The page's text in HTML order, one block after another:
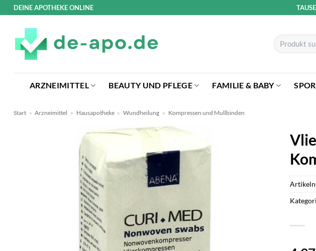
ZumDEINE APOTHEKE ONLINE
Suchen
nach:
ARZNEIMITTEL BEAUTY UND PFLEGE FAMILIE & BABY
Start » Arzneimittel » Hausapotheke » Wundheilung » Kompressen und Mullbinden